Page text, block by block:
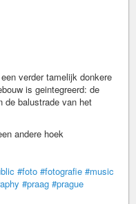
verder tamelijk donkere
is geintegreerd: de
de balustrade van het
#foto #fotografie #music
#praag #prague